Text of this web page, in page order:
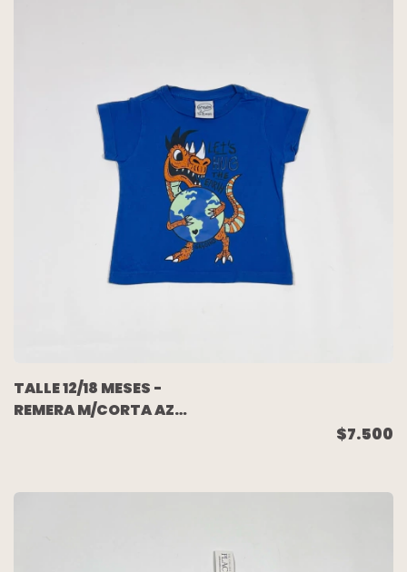
TALLE 12/18 MESES -
REMERA M/CORTA AZUL
$7.500